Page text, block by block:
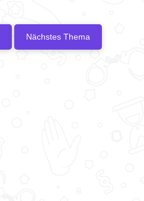
Nächstes Thema